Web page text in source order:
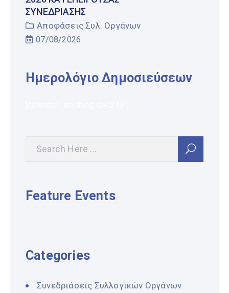
ΣΥΝΕΔΡΊΑΣΗΣ
Αποφάσεις Συλ. Οργάνων
07/08/2026
Ημερολόγιο Δημοσιεύσεων
Feature Events
Categories
Συνεδριάσεις Συλλογικών Οργάνων